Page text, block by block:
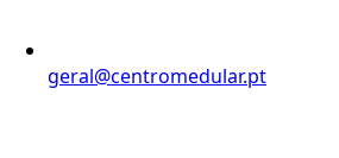
geral@centromedular.pt